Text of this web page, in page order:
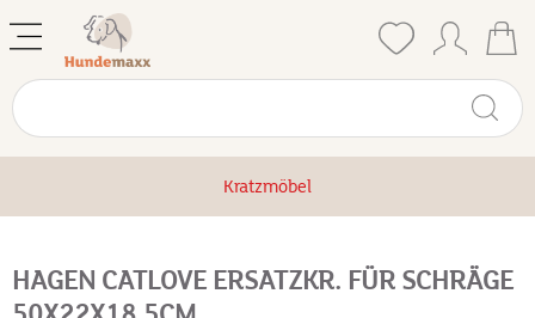
Kratzmöbel
HAGEN CATLOVE ERSATZKR. FÜR SCHRÄGE